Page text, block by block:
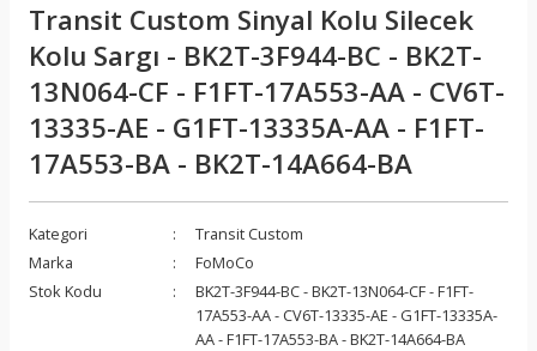
Transit Custom Sinyal Kolu Silecek
Kolu Sargı - BK2T-3F944-BC - BK2T-
13N064-CF - F1FT-17A553-AA - CV6T-
13335-AE - G1FT-13335A-AA - F1FT-
17A553-BA - BK2T-14A664-BA
Kategori
Transit Custom
Marka
FoMoCo
Stok Kodu
BK2T-3F944-BC - BK2T-13N064-CF - F1FT-
17A553-AA - CV6T-13335-AE - G1FT-13335A-
AA - F1FT-17A553-BA - BK2T-14A664-BA